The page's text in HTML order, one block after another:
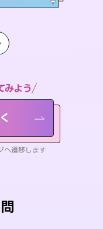
みよう
へ遷移します